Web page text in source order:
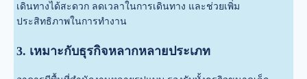
เดินทางได้สะดวก ลดเวลาในการเดินทาง และช่วยเพิ่ม
ประสิทธิภาพในการทำงาน
3. เหมาะกับธุรกิจหลากหลายประเภท